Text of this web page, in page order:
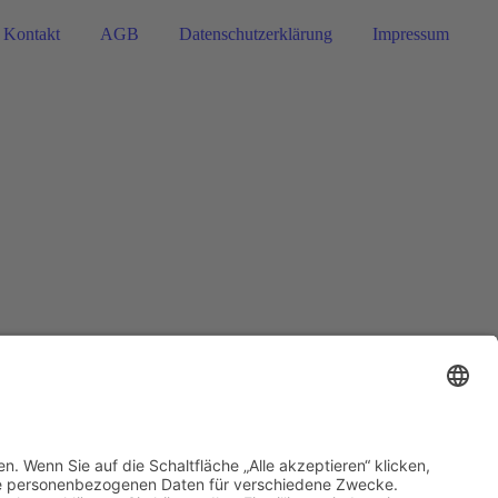
Kontakt AGB Datenschutzerklärung Impressum